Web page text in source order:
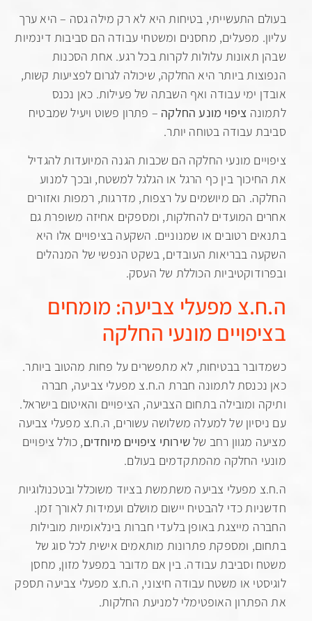
התעשייתי, בטיחות היא לא רק מילה גסה – היא ערך
מפעלים, מחסנים ומשטחי עבודה הם סביבות דינמיות
עלולות לקרות בכל רגע. אחת הסכנות
ביותר היא החלקה, שיכולה לגרום לפציעות קשות,
ימי עבודה ואף השבתה של פעילות. כאן נכנס
ציפוי מונע החלקה– פתרון פשוט ויעיל שמבטיח
עבודה בטוחה יותר.
מונעי החלקה הם שכבות הגנה המיועדות להגדיל
בין כף הרגל או הגלגל למשטח, ובכך למנוע
הם מיושמים על רצפות, מדרגות, רמפות ואזורים
המועדים להחלקות, ומספקים אחיזה משופרת גם
רטובים או שמנוניים. השקעה בציפויים אלו היא
בבריאות העובדים, בשקט הנפשי של המנהלים
הכוללת של העסק.
מפעלי צביעה: מומחים
מונעי החלקה
בבטיחות, לא מתפשרים על פחות מהטוב ביותר.
לתמונה חברת ה.ח.צ מפעלי צביעה, חברה
ומובילה בתחום הצביעה, הציפויים והאיטום בישראל.
של למעלה משלושה עשורים, ה.ח.צ מפעלי צביעה
מגוון רחב שלשירותי ציפויים מיוחדים, כולל ציפויים
החלקה מהמתקדמים בעולם.
צביעה משתמשת בציוד משוכלל ובטכנולוגיות
כדי להבטיח יישום מושלם ועמידות לאורך זמן.
מייצגת באופן בלעדי חברות בינלאומיות מובילות
ומספקת פתרונות מותאמים אישית לכל סוג של
עבודה. בין אם מדובר במפעל מזון, מחסן
או משטח עבודה חיצוני, ה.ח.צ מפעלי צביעה תספק
האופטימלי למניעת החלקות.